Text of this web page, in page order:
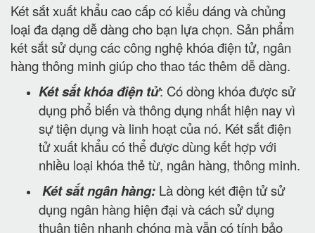
Két sắt xuất khẩu cao cấp có kiểu dáng và chủng
loại đa dạng dễ dàng cho bạn lựa chọn. Sản phẩm
két sắt sử dụng các công nghệ khóa điện tử, ngân
hàng thông minh giúp cho thao tác thêm dễ dàng.
Két sắt khóa điện tử: Có dòng khóa được sử
dụng phổ biến và thông dụng nhất hiện nay vì
sự tiện dụng và linh hoạt của nó. Két sắt điện
tử xuất khẩu có thể được dùng kết hợp với
nhiều loại khóa thẻ từ, ngân hàng, thông minh.
Két sắt ngân hàng: Là dòng két điện tử sử
dụng ngân hàng hiện đại và cách sử dụng
thuận tiện nhanh chóng mà vẫn có tính bảo